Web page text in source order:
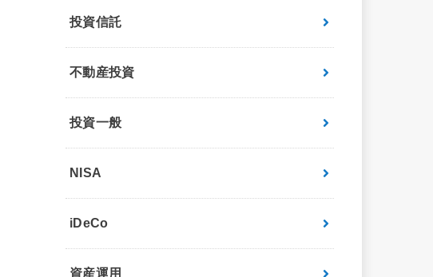
投資信託
不動産投資
投資一般
NISA
iDeCo
資産運用